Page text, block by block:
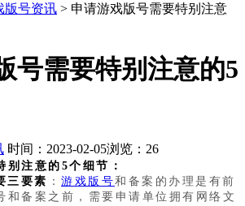
版号资讯 > 申请游戏版号需要特别注意
号需要特别注意的5
时间：2023-02-05浏览：26
别注意的5个细节：
三要素 ： 游戏版号和备案的办理是有前
和备案之前，需要申请单位拥有网络文